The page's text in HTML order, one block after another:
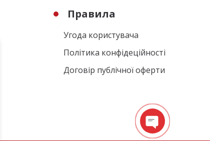
Правила
Угода користувача
Політика конфідеційності
Договір публічної оферти